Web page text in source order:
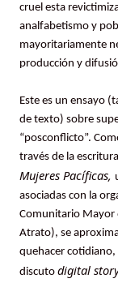
cruel esta
analfabetismo y
mayoritariamente
producción y
Este es un ensayo
de texto) sobre
“posconflicto”.
través de la
Mujeres Pacíficas,
asociadas con la
Comunitario Mayor
Atrato), se
quehacer
discuto digital